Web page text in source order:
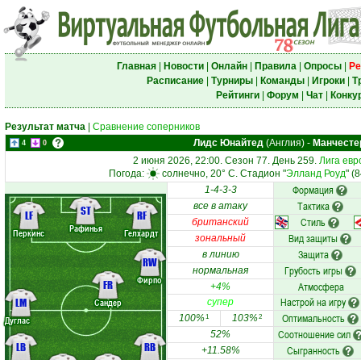
Главная| Новости| Онлайн| Правила| Опросы|
Расписание| Турниры| Команды| Игроки|
Рейтинги| Форум Чат|
Результат матча Сравнение соперников
4 0 Лидс Юнайтед (Англия) -
2 июня 2026, 22:00. Сезон 77. День 259. Лига
Погода:
солнечно, 20° C. Стадион "Элланд Роуд"
Дуглас
Сандер
Фирпо
Перкинс Рафинья Гелхардт
LB
RB
LM
FR
RW
LF ST RF
1-4-3-3 Формация
все в атаку Тактика
британский Стиль
зональный Вид защиты
в линию Защита
нормальная Грубость игры
+4% Атмосфера
супер Настрой на игру
100%1 103%2 Оптимальность
52% Соотношение сил
+11.58% Сыгранность